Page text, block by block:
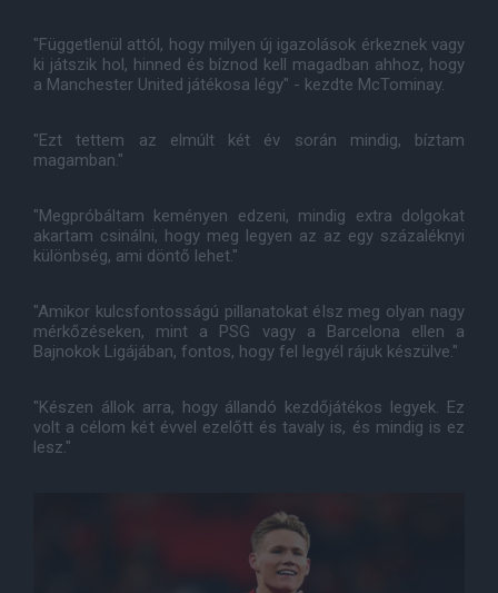
"Függetlenül attól, hogy milyen új igazolások érkeznek vagy
ki játszik hol, hinned és bíznod kell magadban ahhoz, hogy
a Manchester United játékosa légy" - kezdte McTominay.
"Ezt tettem az elmúlt két év során mindig, bíztam
magamban."
"Megpróbáltam keményen edzeni, mindig extra dolgokat
akartam csinálni, hogy meg legyen az az egy százaléknyi
különbség, ami döntő lehet."
"Amikor kulcsfontosságú pillanatokat élsz meg olyan nagy
mérkőzéseken, mint a PSG vagy a Barcelona ellen a
Bajnokok Ligájában, fontos, hogy fel legyél rájuk készülve."
"Készen állok arra, hogy állandó kezdőjátékos legyek. Ez
volt a célom két évvel ezelőtt és tavaly is, és mindig is ez
lesz."